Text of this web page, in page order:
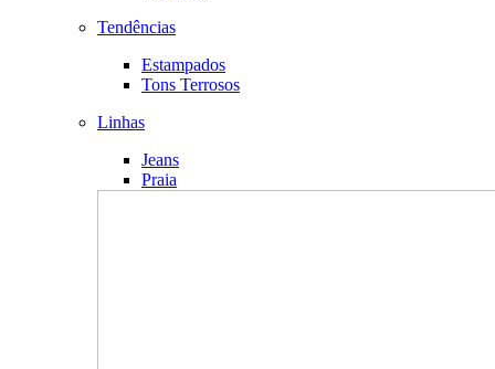
Tendências
Estampados
Tons Terrosos
Linhas
Jeans
Praia